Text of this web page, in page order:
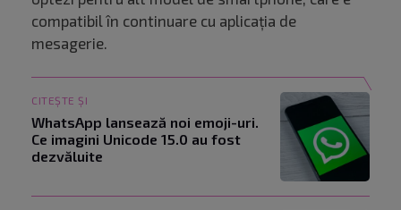
compatibil în continuare cu aplicația de
mesagerie.
CITEȘTE ȘI
WhatsApp lansează noi emoji-uri.
Ce imagini Unicode 15.0 au fost
dezvăluite